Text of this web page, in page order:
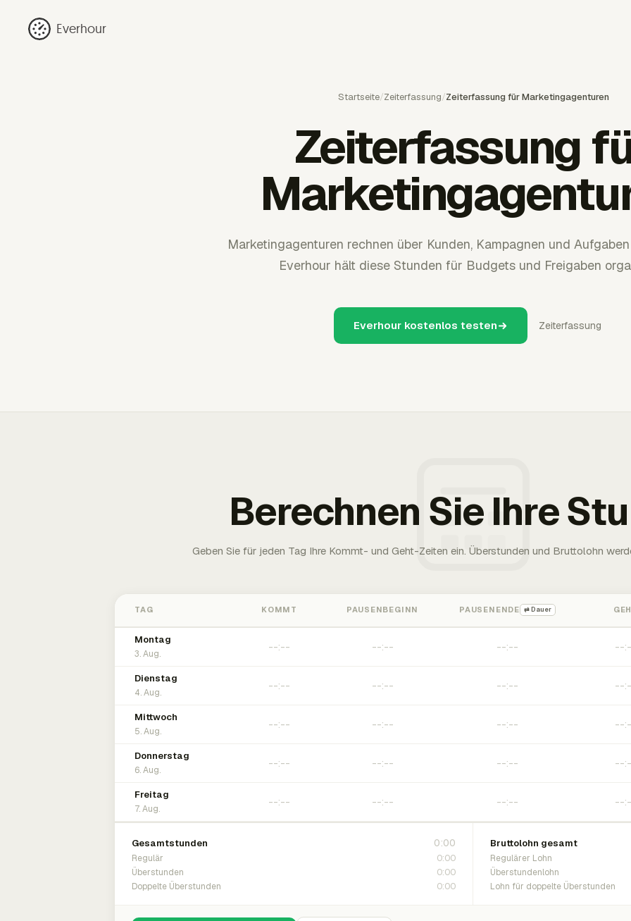
Everhour
Startseite/Zeiterfassung/Zeiterfassung für Marketingagenturen
Zeiterfassung
Marketingagenturen rechnen über Kunden, Kampagnen und
Everhour hält diese Stunden für Budgets und Freigaben
Everhour kostenlos testen Zeiterfassung
Berechnen Sie Ihre
Geben Sie für jeden Tag Ihre Kommt- und Geht-Zeiten ein. Überstunden und Bruttolohn
TAG KOMMT PAUSENBEGINN PAUSENENDE ⇄ Dauer
Montag
3. Aug.
Dienstag
4. Aug.
Mittwoch
5. Aug.
Donnerstag
6. Aug.
Freitag
7. Aug.
Gesamtstunden 0:00
Regulär 0:00
Überstunden 0:00
Doppelte Überstunden 0:00
Bruttolohn gesamt
Regulärer Lohn
Überstundenlohn
Lohn für doppelte Überstunden